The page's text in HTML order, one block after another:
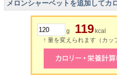
メロンシャーベットを追加してカ
g 119 kcal
↑ 量を変えられます（カッ